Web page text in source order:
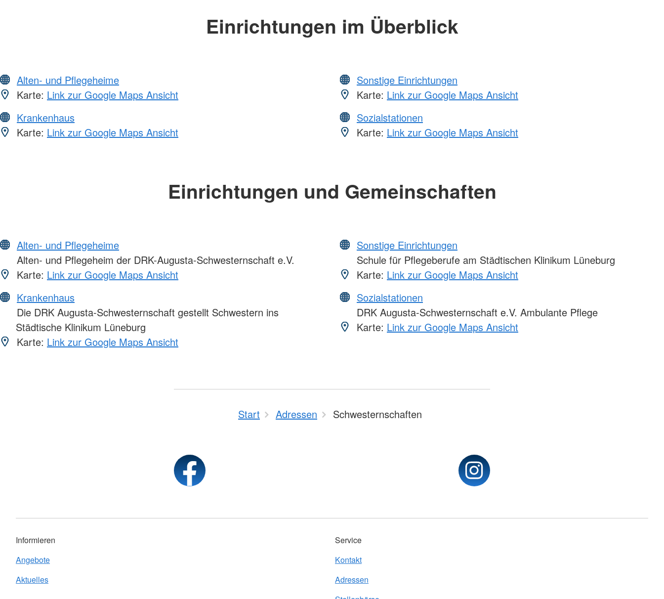
Einrichtungen im Überblick
Alten- und Pflegeheime
Karte: Link zur Google Maps Ansicht
Krankenhaus
Karte: Link zur Google Maps Ansicht
Sonstige Einrichtungen
Karte: Link zur Google Maps Ansicht
Sozialstationen
Karte: Link zur Google Maps Ansicht
Einrichtungen und Gemeinschaften
Alten- und Pflegeheime
Alten- und Pflegeheim der DRK-Augusta-Schwesternschaft e.V.
Karte: Link zur Google Maps Ansicht
Krankenhaus
Die DRK Augusta-Schwesternschaft gestellt Schwestern ins
Städtische Klinikum Lüneburg
Karte: Link zur Google Maps Ansicht
Sonstige Einrichtungen
Schule für Pflegeberufe am Städtischen Klinikum Lüneburg
Karte: Link zur Google Maps Ansicht
Sozialstationen
DRK Augusta-Schwesternschaft e.V. Ambulante Pflege
Karte: Link zur Google Maps Ansicht
Start Adressen Schwesternschaften
Informieren
Angebote
Aktuelles
Service
Kontakt
Adressen